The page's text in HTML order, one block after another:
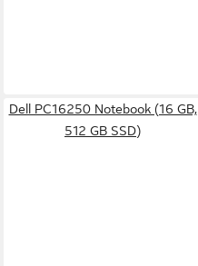
Dell PC16250 Notebook (16 GB,
512 GB SSD)